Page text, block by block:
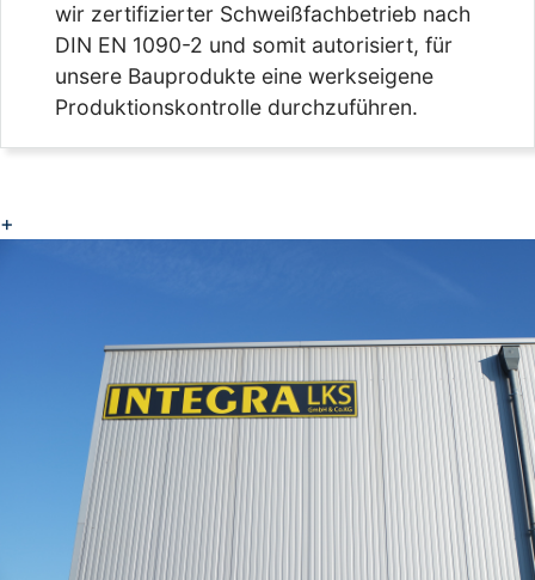
wir zertifizierter Schweißfachbetrieb nach
DIN EN 1090-2 und somit autorisiert, für
unsere Bauprodukte eine werkseigene
Produktionskontrolle durchzuführen.
+